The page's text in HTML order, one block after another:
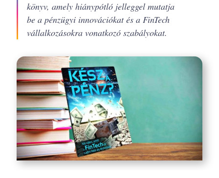
könyv, amely hiánypótló jelleggel mutatja
be a pénzügyi innovációkat és a FinTech
vállalkozásokra vonatkozó szabályokat.